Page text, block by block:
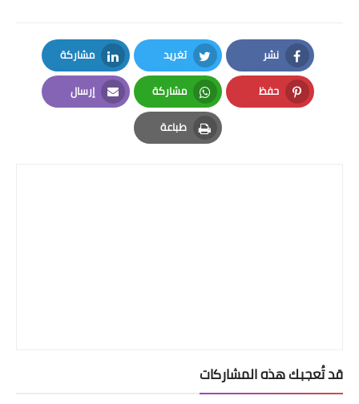
نشر
Facebook
تغريد
Twitter
مشاركة
LinkedIn
حفظ
Pinterest
مشاركة
Whatsapp
إرسال
Email
طباعة
Print
قد تُعجبك هذه المشاركات